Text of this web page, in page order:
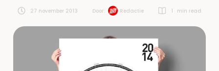
27 november 2013 Door: Redactie 1 min read